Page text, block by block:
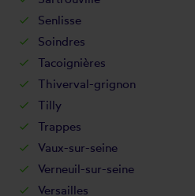
Senlisse
Soindres
Tacoignières
Thiverval-grignon
Tilly
Trappes
Vaux-sur-seine
Verneuil-sur-seine
Versailles